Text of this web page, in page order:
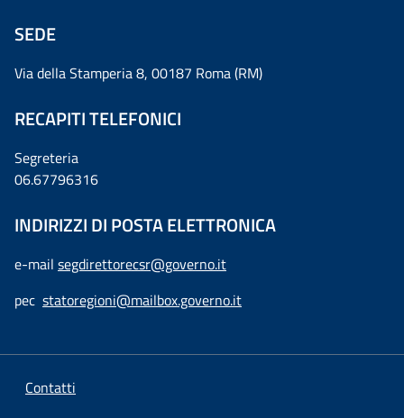
SEDE
Via della Stamperia 8, 00187 Roma (RM)
RECAPITI TELEFONICI
Segreteria
06.67796316
INDIRIZZI DI POSTA ELETTRONICA
e-mail segdirettorecsr@governo.it
pec statoregioni@mailbox.governo.it
Contatti